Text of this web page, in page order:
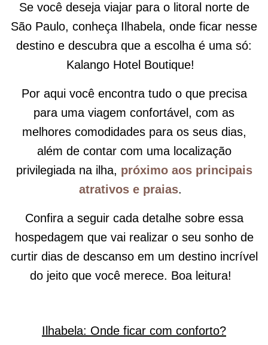
Se você deseja viajar para o litoral norte de
São Paulo, conheça Ilhabela, onde ficar nesse
destino e descubra que a escolha é uma só:
Kalango Hotel Boutique!
Por aqui você encontra tudo o que precisa
para uma viagem confortável, com as
melhores comodidades para os seus dias,
além de contar com uma localização
privilegiada na ilha, próximo aos principais
atrativos e praias.
Confira a seguir cada detalhe sobre essa
hospedagem que vai realizar o seu sonho de
curtir dias de descanso em um destino incrível
do jeito que você merece. Boa leitura!
Ilhabela: Onde ficar com conforto?